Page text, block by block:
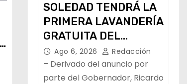
SOLEDAD TENDRÁ LA
PRIMERA LAVANDERÍA
GRATUITA DEL
PROGRAMA ESTATAL
Ago 6, 2026 Redacción
– Derivado del anuncio por
parte del Gobernador, Ricardo